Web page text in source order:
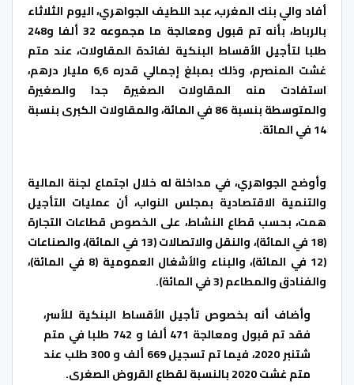
أفاد والي بنك المغرب، عبد اللطيف الجواهري، اليوم الثلاثاء
بالرباط، بأنه تم قبول ومعالجة ما مجموعه 32 ألفا و248
طلبا لتأجيل الأقساط البنكية لفائدة المقاولات، عند متم
غشت المنصرم، وذلك بمبلغ إجمالي قدره 6,6 مليار درهم،
استفادت منه المقاولات الصغيرة جدا والصغيرة
والمتوسطة بنسبة 86 في المائة، والمقاولات الكبرى بنسبة
14 في المائة.
وأوضح الجواهري، في مداخلة له خلال اجتماع لجنة المالية
والتنمية الاقتصادية بمجلس النواب، أن عمليات التأجيل
همت، بحسب قطاع النشاط، على الخصوص قطاعات التجارة
(18 في المائة)، والنقل والاتصالات (13 في المائة)، والصناعات
(12 في المائة)، والبناء والأشغال العمومية (8 في المائة)،
والفنادق والمطاعم (3 في المائة).
وأضاف أنه بخصوص تأجيل الأقساط البنكية للأسر،
فقد تم قبول ومعالجة 471 ألفا و 742 طلبا في متم
شتنبر 2020، فيما تم تسجيل 669 ألف و 300 طلب عند
متم غشت 2020 بالنسبة لقطاع القروض الصغرى.